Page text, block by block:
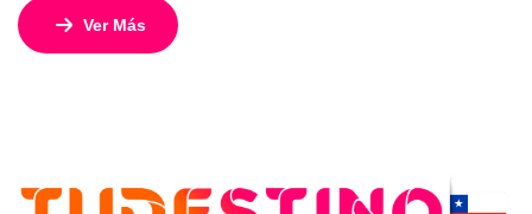
Indias, Colombia, una de las ciudades más bellas y
vibrantes del Caribe. Este itinerario de 8 días / 7 noches te
Ver Más